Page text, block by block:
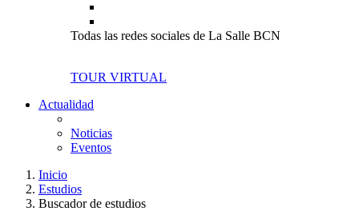
Todas las redes sociales de La Salle BCN
TOUR VIRTUAL
Actualidad
Noticias
Eventos
Inicio
Estudios
Buscador de estudios